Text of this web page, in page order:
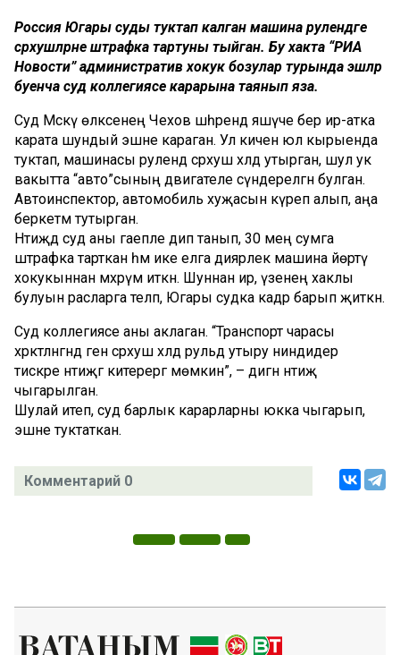
Россия Югары суды туктап калган машина рулендәге
сәрхушләрне штрафка тартуны тыйган. Бу хакта “РИА
Новости” административ хокук бозулар турында эшләр
буенча суд коллегиясе карарына таянып яза.
Суд Мәскәү өлкәсенең Чехов шәһәрендә яшәүче бер ир-атка
карата шундый эшне караган. Ул кичен юл кырыенда
туктап, машинасы рулендә сәрхуш хәлдә утырган, шул ук
вакытта “авто”сының двигателе сүндерелгән булган.
Автоинспектор, автомобиль хуҗасын күреп алып, аңа
беркетмә тутырган.
Нәтиҗәдә суд аны гаепле дип танып, 30 мең сумга
штрафка тарткан һәм ике елга диярлек машина йөртү
хокукыннан мәхрүм иткән. Шуннан ир, үзенең хаклы
булуын расларга теләп, Югары судка кадәр барып җиткән.
Суд коллегиясе аны аклаган. “Транспорт чарасы
хәрәкәтләнгәндә генә сәрхуш хәлдә рульдә утыру ниндидер
тискәре нәтиҗәгә китерергә мөмкин”, – дигән нәтиҗә
чыгарылган.
Шулай итеп, суд барлык карарларны юкка чыгарып,
эшне туктаткан.
Комментарий 0